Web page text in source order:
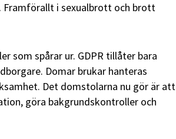
Framförallt i sexualbrott och brott
som spårar ur. GDPR tillåter bara
Domar brukar hanteras
Det domstolarna nu gör är att
göra bakgrundskontroller och